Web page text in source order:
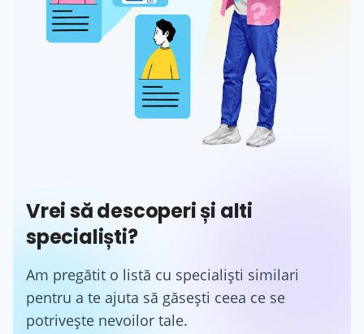
Vrei să descoperi și alti
specialiști?
Am pregătit o listă cu specialiști similari
pentru a te ajuta să găsești ceea ce se
potrivește nevoilor tale.